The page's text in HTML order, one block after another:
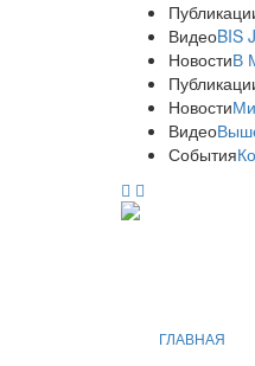
ВидеоBIS
НовостиВ
Новости
Видео
События
ГЛАВНАЯ